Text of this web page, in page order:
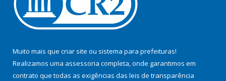
Muito mais que criar site ou sistema para prefeituras!
Realizamos uma assessoria completa, onde garantimos em
contrato que todas as exigências das leis de transparência